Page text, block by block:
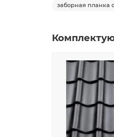
заборная планка